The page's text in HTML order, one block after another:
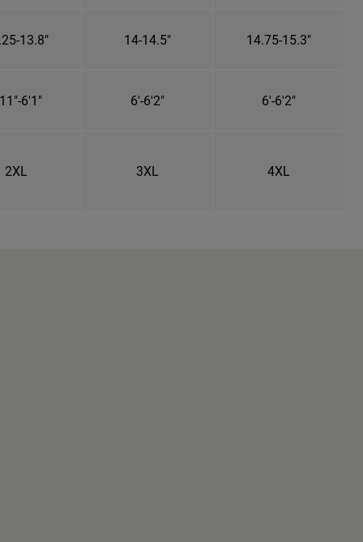
13.8" 14-14.5" 14.75-15.3"
6'1" 6'-6'2" 6'-6'2"
2XL 3XL 4XL